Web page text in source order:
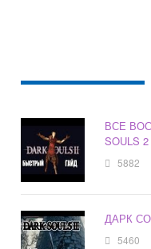
ВСЕ
SOULS 2
5882
ДАРК
5460